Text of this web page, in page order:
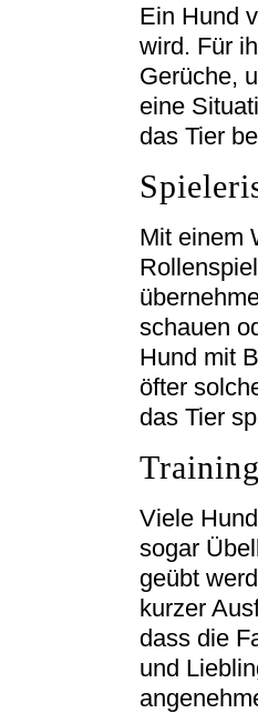
Ein Hund
wird. Für
Gerüche,
eine
das Tier
Mit einem
schauen
Hund mit
öfter
das Tier
Viele
sogar
geübt
kurzer
dass die
und